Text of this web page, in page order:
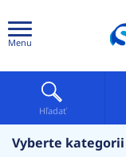
Menu
Hľadať
Vyberte kategorii